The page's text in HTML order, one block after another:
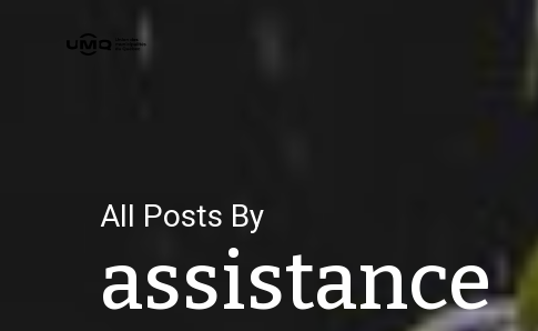
All Posts By
assistance